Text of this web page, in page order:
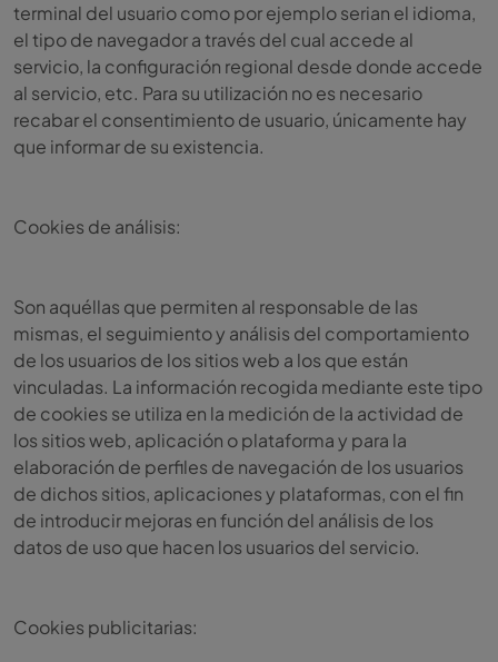
terminal del usuario como por ejemplo serian el idioma,
el tipo de navegador a través del cual accede al
servicio, la configuración regional desde donde accede
al servicio, etc. Para su utilización no es necesario
recabar el consentimiento de usuario, únicamente hay
que informar de su existencia.
Cookies de análisis:
Son aquéllas que permiten al responsable de las
mismas, el seguimiento y análisis del comportamiento
de los usuarios de los sitios web a los que están
vinculadas. La información recogida mediante este tipo
de cookies se utiliza en la medición de la actividad de
los sitios web, aplicación o plataforma y para la
elaboración de perfiles de navegación de los usuarios
de dichos sitios, aplicaciones y plataformas, con el fin
de introducir mejoras en función del análisis de los
datos de uso que hacen los usuarios del servicio.
Cookies publicitarias: